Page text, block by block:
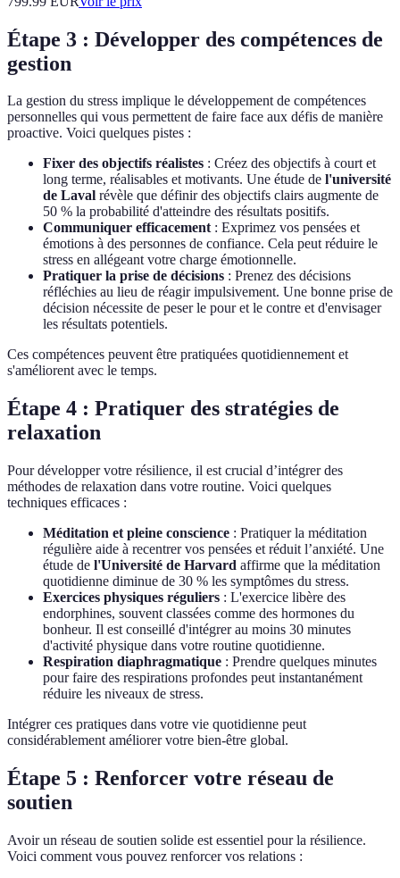
Étape 3 : Développer des compétences de
gestion
La gestion du stress implique le développement de compétences
personnelles qui vous permettent de faire face aux défis de manière
proactive. Voici quelques pistes :
Fixer des objectifs réalistes : Créez des objectifs à court et
long terme, réalisables et motivants. Une étude de l'université
de Laval révèle que définir des objectifs clairs augmente de
50 % la probabilité d'atteindre des résultats positifs.
Communiquer efficacement: Exprimez vos pensées et
émotions à des personnes de confiance. Cela peut réduire le
stress en allégeant votre charge émotionnelle.
Pratiquer la prise de décisions : Prenez des décisions
réfléchies au lieu de réagir impulsivement. Une bonne prise de
décision nécessite de peser le pour et le contre et d'envisager
les résultats potentiels.
Ces compétences peuvent être pratiquées quotidiennement et
s'améliorent avec le temps.
Étape 4 : Pratiquer des stratégies de
relaxation
Pour développer votre résilience, il est crucial d’intégrer des
méthodes de relaxation dans votre routine. Voici quelques
techniques efficaces :
Méditation et pleine conscience : Pratiquer la méditation
régulière aide à recentrer vos pensées et réduit l’anxiété. Une
étude de l'Université de Harvard affirme que la méditation
quotidienne diminue de 30 % les symptômes du stress.
Exercices physiques réguliers : L'exercice libère des
endorphines, souvent classées comme des hormones du
bonheur. Il est conseillé d'intégrer au moins 30 minutes
d'activité physique dans votre routine quotidienne.
Respiration diaphragmatique : Prendre quelques minutes
pour faire des respirations profondes peut instantanément
réduire les niveaux de stress.
Intégrer ces pratiques dans votre vie quotidienne peut
considérablement améliorer votre bien-être global.
Étape 5 : Renforcer votre réseau de
soutien
Avoir un réseau de soutien solide est essentiel pour la résilience.
Voici comment vous pouvez renforcer vos relations :